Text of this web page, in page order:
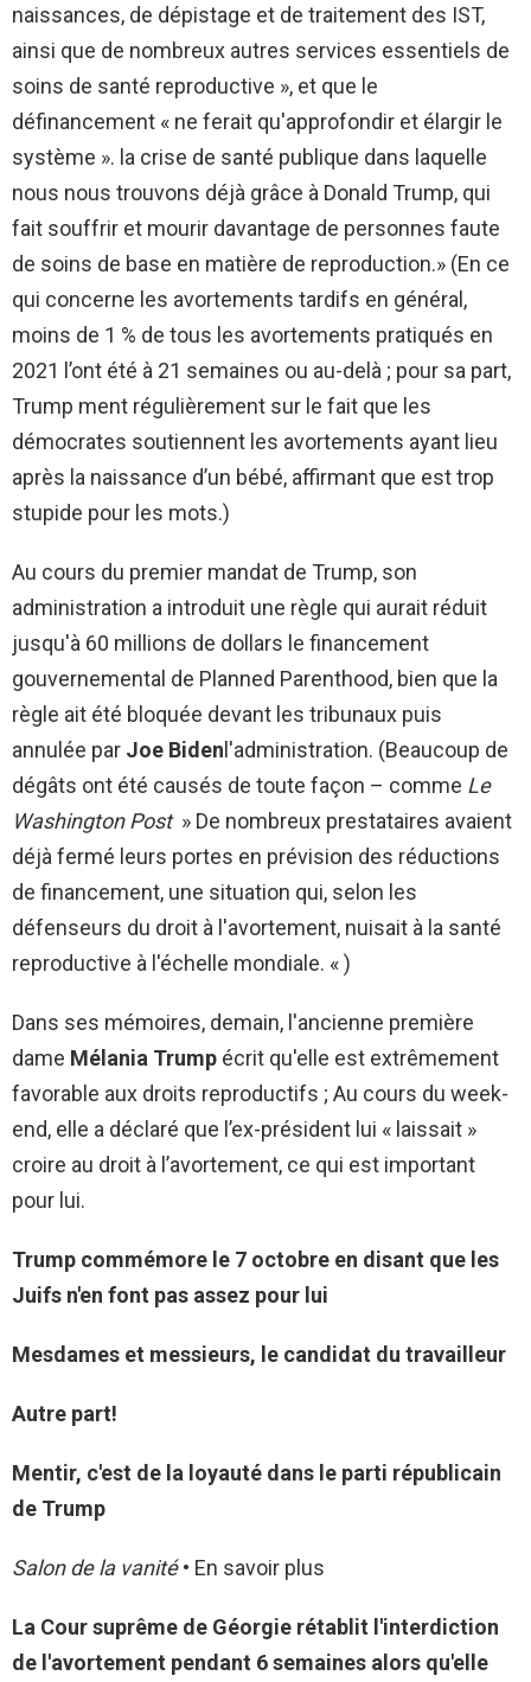
naissances, de dépistage et de traitement des IST,
ainsi que de nombreux autres services essentiels de
soins de santé reproductive », et que le
définancement « ne ferait qu'approfondir et élargir le
système ». la crise de santé publique dans laquelle
nous nous trouvons déjà grâce à Donald Trump, qui
fait souffrir et mourir davantage de personnes faute
de soins de base en matière de reproduction.» (En ce
qui concerne les avortements tardifs en général,
moins de 1 % de tous les avortements pratiqués en
2021 l’ont été à 21 semaines ou au-delà ; pour sa part,
Trump ment régulièrement sur le fait que les
démocrates soutiennent les avortements ayant lieu
après la naissance d’un bébé, affirmant que est trop
stupide pour les mots.)
Au cours du premier mandat de Trump, son
administration a introduit une règle qui aurait réduit
jusqu'à 60 millions de dollars le financement
gouvernemental de Planned Parenthood, bien que la
règle ait été bloquée devant les tribunaux puis
annulée par Joe Bidenl'administration. (Beaucoup de
dégâts ont été causés de toute façon – comme Le
Washington Post» De nombreux prestataires avaient
déjà fermé leurs portes en prévision des réductions
de financement, une situation qui, selon les
défenseurs du droit à l'avortement, nuisait à la santé
reproductive à l'échelle mondiale. « )
Dans ses mémoires, demain, l'ancienne première
dame Mélania Trump écrit qu'elle est extrêmement
favorable aux droits reproductifs ; Au cours du week-
end, elle a déclaré que l’ex-président lui « laissait »
croire au droit à l’avortement, ce qui est important
pour lui.
Trump commémore le 7 octobre en disant que les
Juifs n'en font pas assez pour lui
Mesdames et messieurs, le candidat du travailleur
Autre part!
Mentir, c'est de la loyauté dans le parti républicain
de Trump
Salon de la vanité• En savoir plus
La Cour suprême de Géorgie rétablit l'interdiction
de l'avortement pendant 6 semaines alors qu'elle